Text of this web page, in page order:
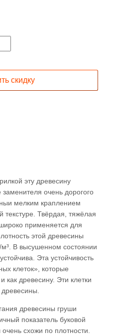
скидку
эту древесину
заменителя очень дорогого
мелким краплением
текстуре. Твёрдая, тяжёлая
применяется для
этой древесины
м³. В высушенном состоянии
Эта устойчивость
клеток», которые
как древесину. Эти клетки
древесины груши
показатель буковой
схожи по плотности.